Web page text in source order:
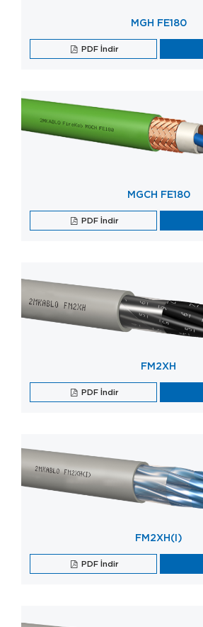
MGH FE180
PDF İndir
MGCH FE180
PDF İndir
FM2XH
PDF İndir
FM2XH(I)
PDF İndir